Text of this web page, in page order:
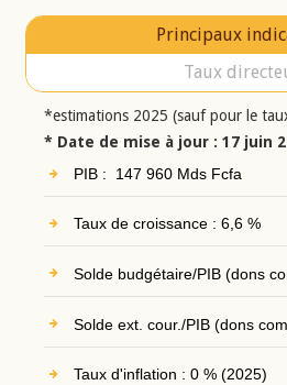
Principaux
Taux
*estimations 2025 (sauf pour le
* Date de mise à jour : 17 juin
PIB : 147 960 Mds Fcfa
Taux de croissance : 6,6 %
Solde budgétaire/PIB (dons
Solde ext. cour./PIB (dons
Taux d'inflation : 0 % (2025)